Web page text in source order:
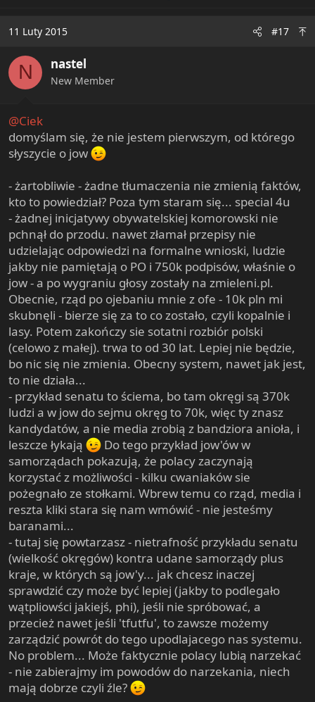
11 Luty 2015 #17
N nastel
New Member
@Ciek
domyślam się, że nie jestem pierwszym, od którego
słyszycie o jow
- żartobliwie - żadne tłumaczenia nie zmienią faktów,
kto to powiedział? Poza tym staram się... special 4u
- żadnej inicjatywy obywatelskiej komorowski nie
pchnął do przodu. nawet złamał przepisy nie
udzielając odpowiedzi na formalne wnioski, ludzie
jakby nie pamiętają o PO i 750k podpisów, właśnie o
jow - a po wygraniu głosy zostały na zmieleni.pl.
Obecnie, rząd po ojebaniu mnie z ofe - 10k pln mi
skubnęli - bierze się za to co zostało, czyli kopalnie i
lasy. Potem zakończy sie sotatni rozbiór polski
(celowo z małej). trwa to od 30 lat. Lepiej nie będzie,
bo nic się nie zmienia. Obecny system, nawet jak jest,
to nie działa...
- przykład senatu to ściema, bo tam okręgi są 370k
ludzi a w jow do sejmu okręg to 70k, więc ty znasz
kandydatów, a nie media zrobią z bandziora anioła, i
leszcze łykają
Do tego przykład jow'ów w
samorządach pokazują, że polacy zaczynają
korzystać z możliwości - kilku cwaniaków sie
pożegnało ze stołkami. Wbrew temu co rząd, media i
reszta kliki stara się nam wmówić - nie jesteśmy
baranami...
- tutaj się powtarzasz - nietrafność przykładu senatu
(wielkość okręgów) kontra udane samorządy plus
kraje, w których są jow'y... jak chcesz inaczej
sprawdzić czy może być lepiej (jakby to podlegało
wątpliowści jakiejś, phi), jeśli nie spróbować, a
przecież nawet jeśli 'tfutfu', to zawsze możemy
zarządzić powrót do tego upodlajacego nas systemu.
No problem... Może faktycznie polacy lubią narzekać
- nie zabierajmy im powodów do narzekania, niech
mają dobrze czyli źle?